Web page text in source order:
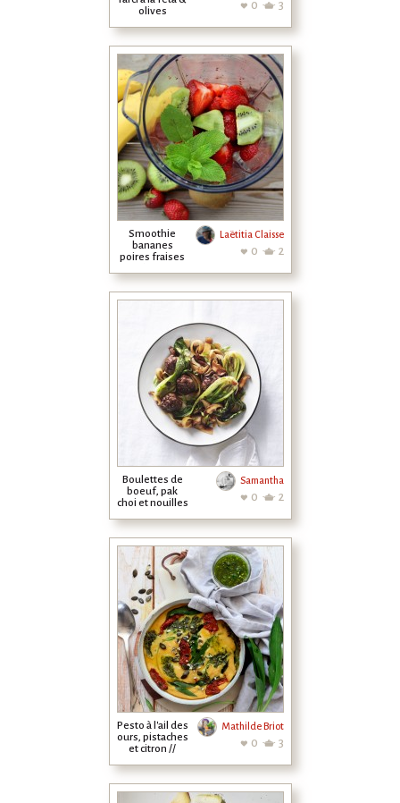
olives
0 3
Smoothie
bananes
poires fraises
Laëtitia Claisse
0 2
Boulettes de
boeuf, pak
choi et nouilles
Samantha
0 2
Pesto à l'ail des
ours, pistaches
et citron //
Mathilde Briot
0 3